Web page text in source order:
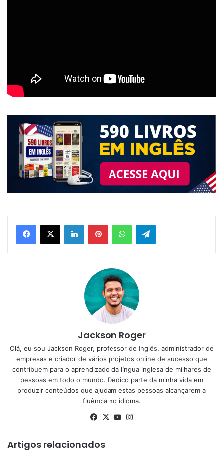
LinkedinPinterestWhatsAppTelegram
Jackson Roger
Olá, eu sou Jackson Roger, professor de Inglês, administrador de
empresas e criador de vários projetos online de sucesso que
contribuem para o aprendizado da língua inglesa de milhares de
pessoas em todo o mundo. Dedico parte da minha vida em
produzir conteúdos que ajudam estas pessoas alcançarem a
fluência no idioma.
Facebook
X YouTube
Artigos relacionados